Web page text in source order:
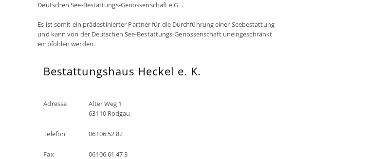
Deutschen See-Bestattungs-Genossenschaft e.G. .
Es ist somit ein prädestinierter Partner für die Durchführung einer Seebestattung
und kann von der Deutschen See-Bestattungs-Genossenschaft uneingeschränkt
empfohlen werden.
Bestattungshaus Heckel e. K.
Adresse
Alter Weg 1
63110 Rodgau
Telefon 06106.52 82
Fax 06106.61 47 3